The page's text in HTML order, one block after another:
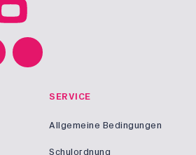
SERVICE
Allgemeine Bedingungen
Schulordnung